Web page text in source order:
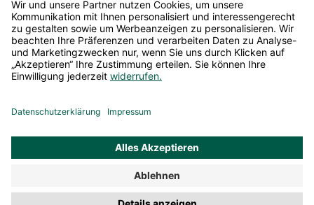
Service & Beratung
Informationen
Alle Preise inkl. gesetzl. Mehrwertsteuer zzgl.Versandkosten
und ggf. Nachnahmegebühren, wenn nicht anders
angegeben.